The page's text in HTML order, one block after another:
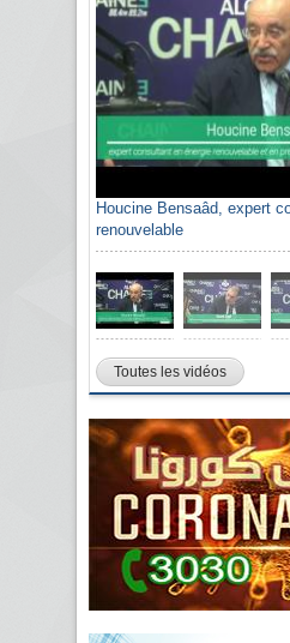
Houcine Bensaâd, expert
renouvelable
Toutes les vidéos